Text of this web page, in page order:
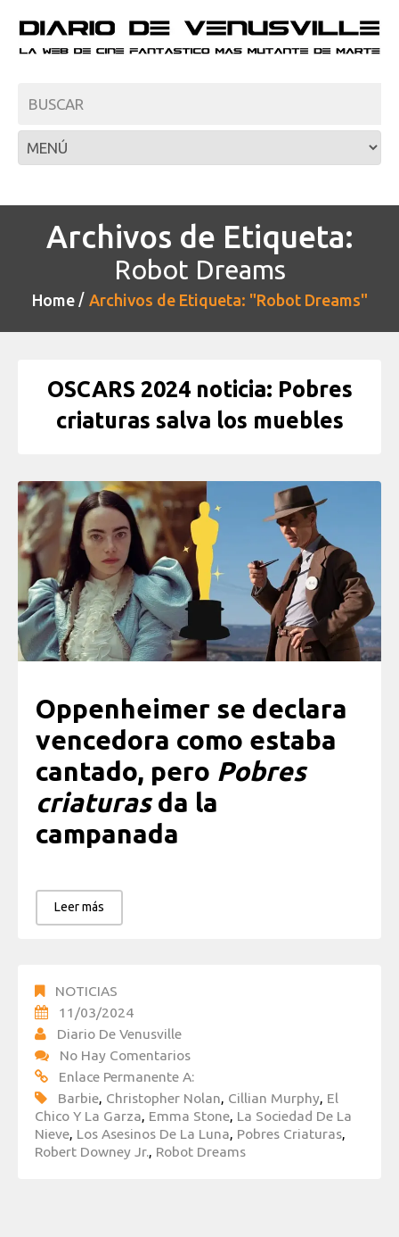
Archivos de Etiqueta:
Robot Dreams
Home Archivos de Etiqueta: "Robot Dreams"
OSCARS 2024 noticia: Pobres
criaturas salva los muebles
Oppenheimer se declara
vencedora como estaba
cantado, pero Pobres
criaturasda la
campanada
Leer más
NOTICIAS
11/03/2024
Diario De Venusville
No Hay Comentarios
Enlace Permanente A:
Barbie, Christopher Nolan, Cillian Murphy, El
Chico Y La Garza, Emma Stone, La Sociedad De La
Nieve, Los Asesinos De La Luna, Pobres Criaturas,
Robert Downey Jr., Robot Dreams